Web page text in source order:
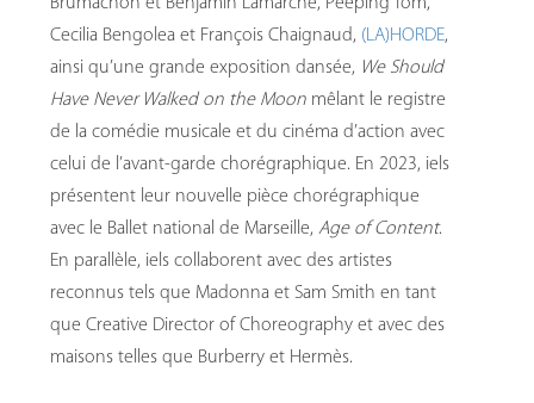
Cecilia Bengolea et François Chaignaud, (LA)HORDE,
ainsi qu’une grande exposition dansée, We Should
Have Never Walked on the Moonmêlant le registre
de la comédie musicale et du cinéma d’action avec
celui de l’avant-garde chorégraphique. En 2023, iels
présentent leur nouvelle pièce chorégraphique
avec le Ballet national de Marseille, Age of Content.
En parallèle, iels collaborent avec des artistes
reconnus tels que Madonna et Sam Smith en tant
que Creative Director of Choreography et avec des
maisons telles que Burberry et Hermès.